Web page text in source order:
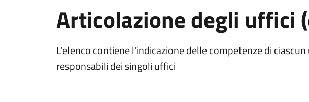
Articolazione degli uffici
L'elenco contiene l'indicazione delle competenze di
responsabili dei singoli uffici